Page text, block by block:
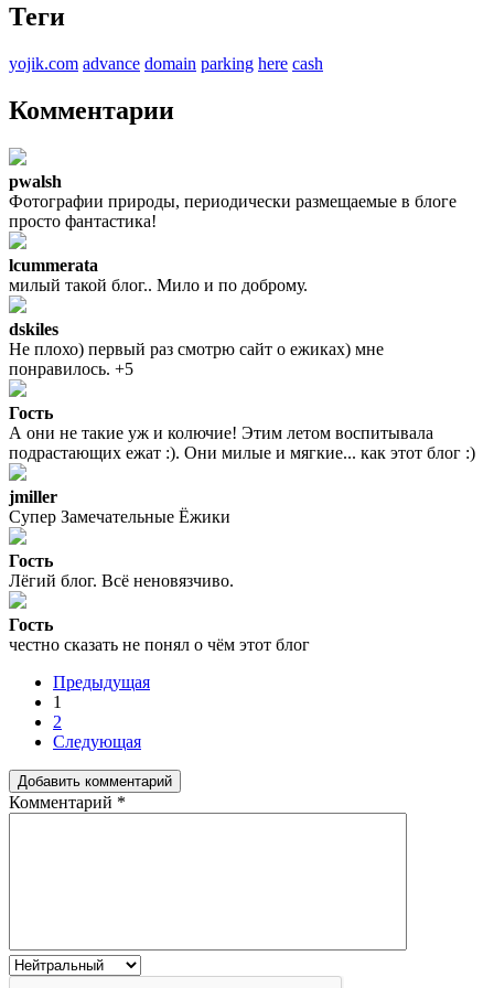
Теги
yojik.com advance domain parking here cash
Комментарии
pwalsh
Фотографии природы, периодически размещаемые в блоге
просто фантастика!
lcummerata
милый такой блог.. Мило и по доброму.
dskiles
Не плохо) первый раз смотрю сайт о ежиках) мне
понравилось. +5
Гость
А они не такие уж и колючие! Этим летом воспитывала
подрастающих ежат :). Они милые и мягкие... как этот блог :)
jmiller
Супер Замечательные Ёжики
Гость
Лёгий блог. Всё неновязчиво.
Гость
честно сказать не понял о чём этот блог
Предыдущая
1
2
Следующая
Добавить комментарий
Комментарий *